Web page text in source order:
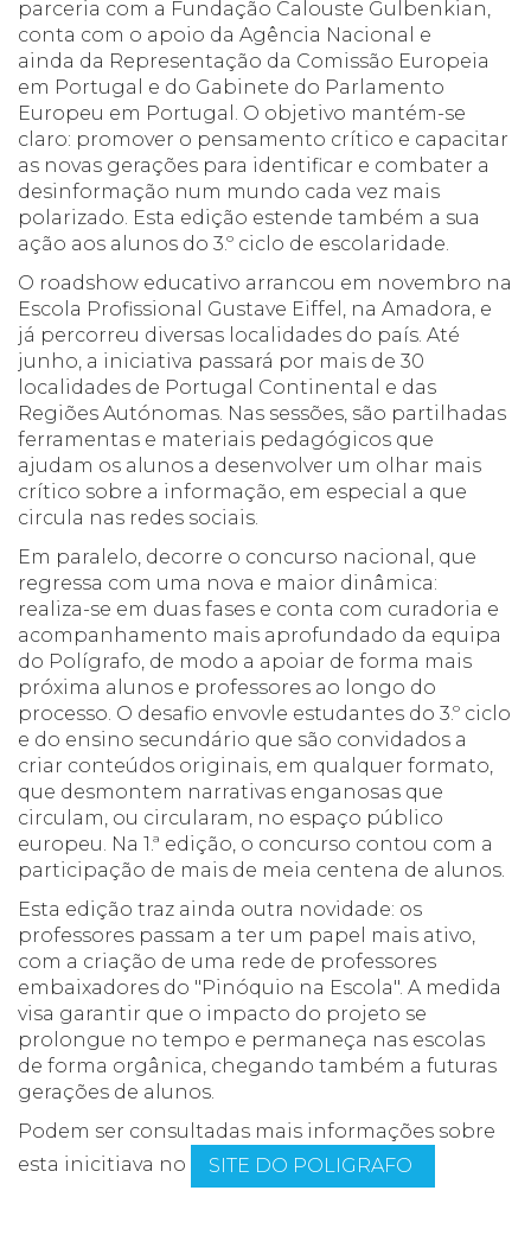
parceria com a Fundação Calouste Gulbenkian,
conta com o apoio da Agência Nacional e
ainda da Representação da Comissão Europeia
em Portugal e do Gabinete do Parlamento
Europeu em Portugal. O objetivo mantém-se
claro: promover o pensamento crítico e capacitar
as novas gerações para identificar e combater a
desinformação num mundo cada vez mais
polarizado. Esta edição estende também a sua
ação aos alunos do 3.º ciclo de escolaridade.
O roadshow educativo arrancou em novembro na
Escola Profissional Gustave Eiffel, na Amadora, e
já percorreu diversas localidades do país. Até
junho, a iniciativa passará por mais de 30
localidades de Portugal Continental e das
Regiões Autónomas. Nas sessões, são partilhadas
ferramentas e materiais pedagógicos que
ajudam os alunos a desenvolver um olhar mais
crítico sobre a informação, em especial a que
circula nas redes sociais.
Em paralelo, decorre o concurso nacional, que
regressa com uma nova e maior dinâmica:
realiza-se em duas fases e conta com curadoria e
acompanhamento mais aprofundado da equipa
do Polígrafo, de modo a apoiar de forma mais
próxima alunos e professores ao longo do
processo. O desafio envovle estudantes do 3.º ciclo
e do ensino secundário que são convidados a
criar conteúdos originais, em qualquer formato,
que desmontem narrativas enganosas que
circulam, ou circularam, no espaço público
europeu. Na 1.ª edição, o concurso contou com a
participação de mais de meia centena de alunos.
Esta edição traz ainda outra novidade: os
professores passam a ter um papel mais ativo,
com a criação de uma rede de professores
embaixadores do "Pinóquio na Escola". A medida
visa garantir que o impacto do projeto se
prolongue no tempo e permaneça nas escolas
de forma orgânica, chegando também a futuras
gerações de alunos.
Podem ser consultadas mais informações sobre
esta inicitiava no
SITE DO POLIGRAFO